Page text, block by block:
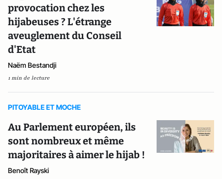
provocation chez les
hijabeuses ? L'étrange
aveuglement du Conseil
d'Etat
Naëm Bestandji
1 min de lecture
PITOYABLE ET MOCHE
Au Parlement européen, ils
sont nombreux et même
majoritaires à aimer le hijab !
Benoît Rayski